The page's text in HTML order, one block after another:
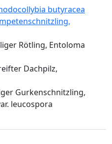
butyracea
Rötling, Entoloma
Dachpilz,
Gurkenschnitzling,
leucospora